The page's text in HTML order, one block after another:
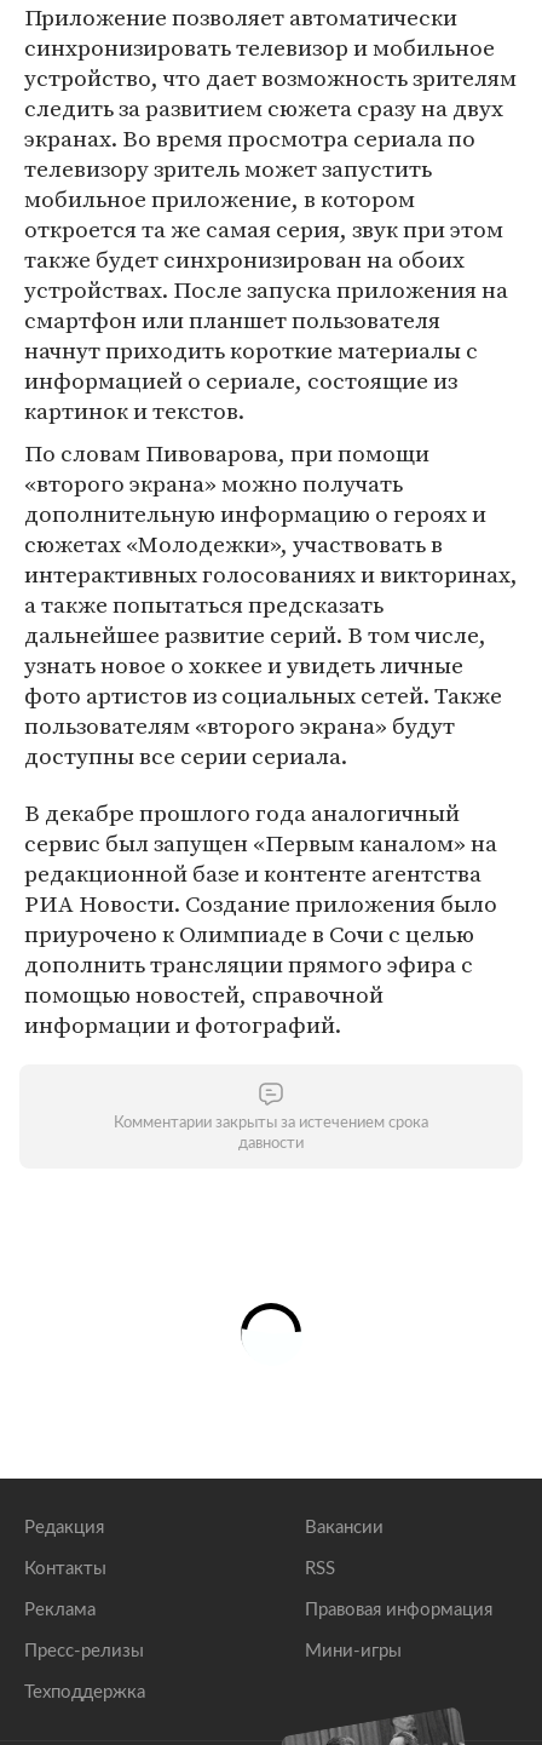
Приложение позволяет автоматически
синхронизировать телевизор и мобильное
устройство, что дает возможность зрителям
следить за развитием сюжета сразу на двух
экранах. Во время просмотра сериала по
телевизору зритель может запустить
мобильное приложение, в котором
откроется та же самая серия, звук при этом
также будет синхронизирован на обоих
устройствах. После запуска приложения на
смартфон или планшет пользователя
начнут приходить короткие материалы с
информацией о сериале, состоящие из
картинок и текстов.
По словам Пивоварова, при помощи
«второго экрана» можно получать
дополнительную информацию о героях и
сюжетах «Молодежки», участвовать в
интерактивных голосованиях и викторинах,
а также попытаться предсказать
дальнейшее развитие серий. В том числе,
узнать новое о хоккее и увидеть личные
фото артистов из социальных сетей. Также
пользователям «второго экрана» будут
доступны все серии сериала.
В декабре прошлого года аналогичный
сервис был запущен «Первым каналом» на
редакционной базе и контенте агентства
РИА Новости. Создание приложения было
приурочено к Олимпиаде в Сочи с целью
дополнить трансляции прямого эфира с
помощью новостей, справочной
информации и фотографий.
Комментарии закрыты за истечением срока
давности
Редакция
Контакты
Реклама
Пресс-релизы
Техподдержка
Вакансии
RSS
Правовая информация
Мини-игры